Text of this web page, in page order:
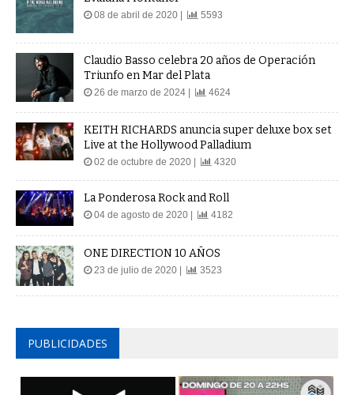
08 de abril de 2020 | 5593
Claudio Basso celebra 20 años de Operación
Triunfo en Mar del Plata
26 de marzo de 2024 | 4624
KEITH RICHARDS anuncia super deluxe box set
Live at the Hollywood Palladium
02 de octubre de 2020 | 4320
La Ponderosa Rock and Roll
04 de agosto de 2020 | 4182
ONE DIRECTION 10 AÑOS
23 de julio de 2020 | 3523
PUBLICIDADES